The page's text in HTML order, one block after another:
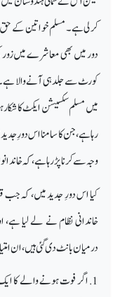
کر لی ہے۔ مسلم خواتین کے
دور میں بھی معاشرے میں زور
کورٹ سے جلد ہی آنے والا
میں مسلم سکسیشن ایکٹ کا شکار
رہا ہے، جن کا سامنا اس دورِ
وجہ سے کرنا پڑ رہا ہے، کہ
کیا اس دورِ جدید میں، کہ جب
خاندانی نظام نے لے لیا ہے،
درمیان بانٹ دی گئی ہیں، ان